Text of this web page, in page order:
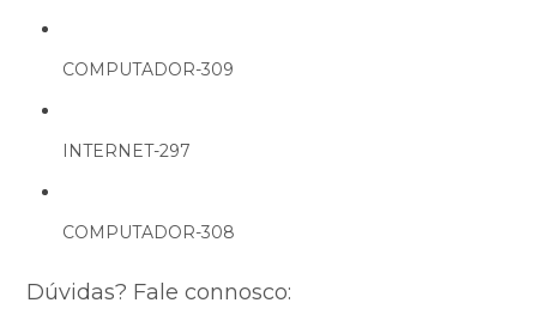
COMPUTADOR-309
INTERNET-297
COMPUTADOR-308
Dúvidas? Fale connosco: